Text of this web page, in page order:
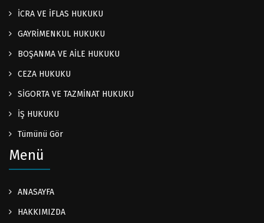
İCRA VE İFLAS HUKUKU
GAYRİMENKUL HUKUKU
BOŞANMA VE AİLE HUKUKU
CEZA HUKUKU
SİGORTA VE TAZMİNAT HUKUKU
İŞ HUKUKU
Tümünü Gör
Menü
ANASAYFA
HAKKIMIZDA